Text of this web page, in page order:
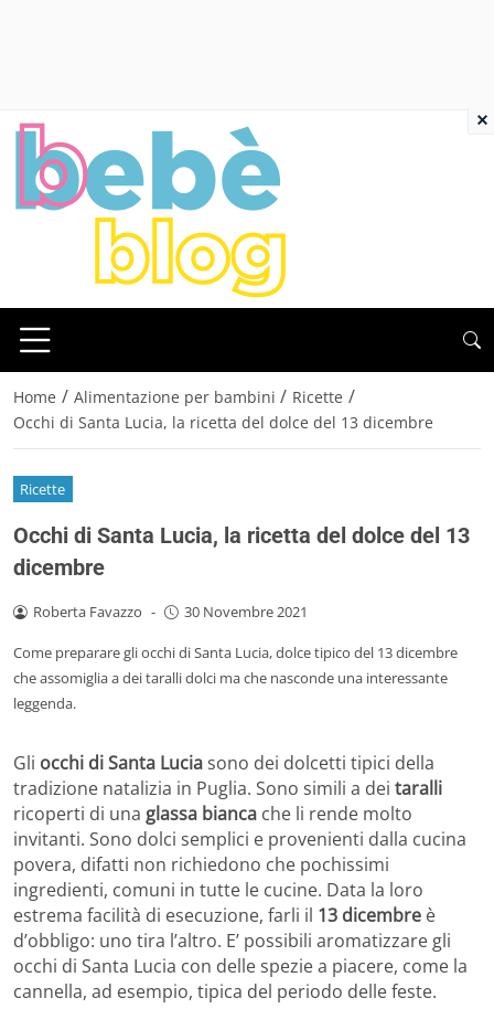
Home / Alimentazione per bambini / Ricette /
Occhi di Santa Lucia, la ricetta del dolce del 13 dicembre
Ricette
Occhi di Santa Lucia, la ricetta del dolce del 13
dicembre
Roberta Favazzo - 30 Novembre 2021
Come preparare gli occhi di Santa Lucia, dolce tipico del 13 dicembre
che assomiglia a dei taralli dolci ma che nasconde una interessante
leggenda.
Gli occhi di Santa Luciasono dei dolcetti tipici della
tradizione natalizia in Puglia. Sono simili a dei taralli
ricoperti di una glassa bianca che li rende molto
invitanti. Sono dolci semplici e provenienti dalla cucina
povera, difatti non richiedono che pochissimi
ingredienti, comuni in tutte le cucine. Data la loro
estrema facilità di esecuzione, farli il 13 dicembre è
d’obbligo: uno tira l’altro. E’ possibili aromatizzare gli
occhi di Santa Lucia con delle spezie a piacere, come la
cannella, ad esempio, tipica del periodo delle feste.
×